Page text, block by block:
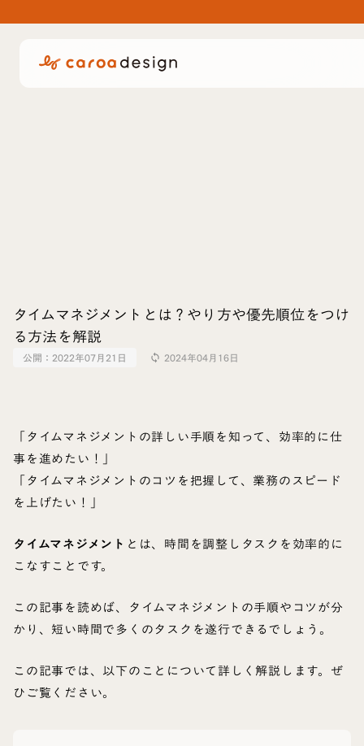
タイムマネジメントとは？やり方や優先順位をつけ
る方法を解説
公開： 2022年07月21日 sync 2024年04月16日
「タイムマネジメントの詳しい手順を知って、効率的に仕
事を進めたい！」
「タイムマネジメントのコツを把握して、業務のスピード
を上げたい！」
タイムマネジメント とは、時間を調整しタスクを効率的に
こなすことです。
この記事を読めば、タイムマネジメントの手順やコツが分
かり、短い時間で多くのタスクを遂行できるでしょう。
この記事では、以下のことについて詳しく解説します。ぜ
ひご覧ください。